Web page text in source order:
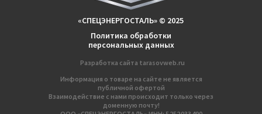
Информация о товаре на сайте не является
публичной офертой
Взаимодействие с нами происходит только через
доменную почту!
Разработка сайтa tarasovweb.ru
Политика обработки
персональных данных
«СПЕЦЭНЕРГОСТАЛЬ» © 2025